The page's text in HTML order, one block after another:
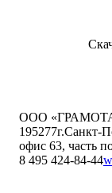
ООО
195277г.Санкт-
офис 63, часть
8 495 424-84-44